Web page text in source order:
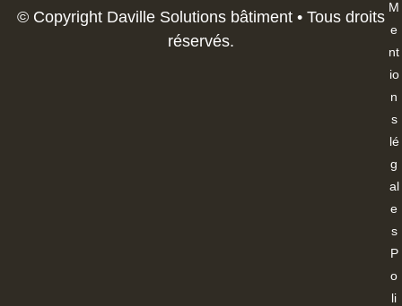
© Copyright Daville Solutions bâtiment • Tous droits
réservés.
M
e
nt
io
n
s
lé
g
al
e
s
P
o
li